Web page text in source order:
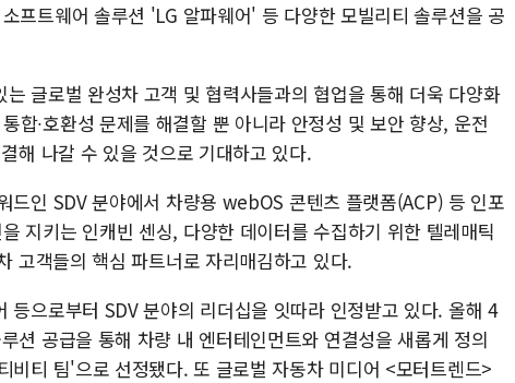
프트웨어 솔루션 'LG 알파웨어' 등 다양한 모빌리티 솔루션을 공
글로벌 완성차 고객 및 협력사들과의 협업을 통해 더욱 다양화
합∙호환성 문제를 해결할 뿐 아니라 안정성 및 보안 향상, 운전
해 나갈 수 있을 것으로 기대하고 있다.
드인 SDV 분야에서 차량용 webOS 콘텐츠 플랫폼(ACP) 등 인포
지키는 인캐빈 센싱, 다양한 데이터를 수집하기 위한 텔레매틱
고객들의 핵심 파트너로 자리매김하고 있다.
등으로부터 SDV 분야의 리더십을 잇따라 인정받고 있다. 올해 4
션 공급을 통해 차량 내 엔터테인먼트와 연결성을 새롭게 정의
비티 팀'으로 선정됐다. 또 글로벌 자동차 미디어 <모터트렌드>